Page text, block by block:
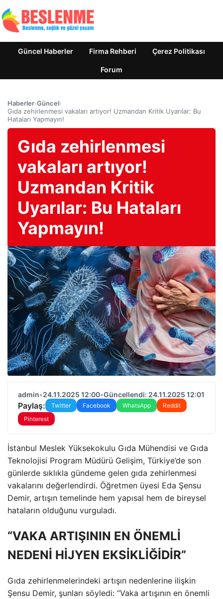
Güncel Haberler Firma Rehberi Çerez Politikası
Forum
Haberler›Güncel›
Gıda zehirlenmesi vakaları artıyor! Uzmandan Kritik Uyarılar: Bu
Hataları Yapmayın!
Gıda zehirlenmesi
vakaları artıyor!
Uzmandan Kritik
Uyarılar: Bu Hataları
Yapmayın!
admin•24.11.2025 12:00•Güncellendi: 24.11.2025 12:01
Paylaş: Twitter Facebook WhatsApp
Reddit
Pinterest
İstanbul Meslek Yüksekokulu Gıda Mühendisi ve Gıda
Teknolojisi Program Müdürü Gelişim, Türkiye’de son
günlerde sıklıkla gündeme gelen gıda zehirlenmesi
vakalarını değerlendirdi. Öğretmen üyesi Eda Şensu
Demir, artışın temelinde hem yapısal hem de bireysel
hataların olduğunu vurguladı.
“VAKA ARTIŞININ EN ÖNEMLİ
NEDENİ HİJYEN EKSİKLİĞİDİR”
Gıda zehirlenmelerindeki artışın nedenlerine ilişkin
Şensu Demir, şunları söyledi: “Vaka artışının en önemli